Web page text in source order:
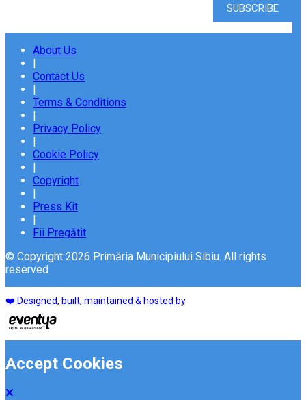
About Us
|
Contact Us
|
Terms & Conditions
|
Privacy Policy
|
Cookie Policy
|
Copyright
|
Press Kit
|
Fii Pregătit
© Copyright 2026 Primăria Municipiului Sibiu. All rights
reserved
❤️ Designed, built, maintained & hosted by
Accept Cookies